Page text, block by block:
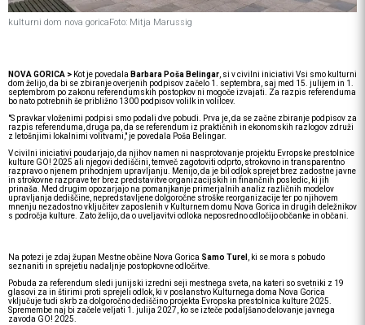
kulturni dom nova goricaFoto: Mitja Marussig
NOVA GORICA > Kot je povedala Barbara Poša Belingar , si v civilni iniciativi Vsi smo kulturni
dom želijo, da bi se zbiranje overjenih podpisov začelo 1. septembra, saj med 15. julijem in 1.
septembrom po zakonu referendumskih postopkov ni mogoče izvajati. Za razpis referenduma
bo nato potrebnih še približno 1300 podpisov volilk in volilcev.
"S pravkar vloženimi podpisi smo podali dve pobudi. Prva je, da se začne zbiranje podpisov za
razpis referenduma, druga pa, da se referendum iz praktičnih in ekonomskih razlogov združi
z letošnjimi lokalnimi volitvami," je povedala Poša Belingar.
V civilni iniciativi poudarjajo, da njihov namen ni nasprotovanje projektu Evropske prestolnice
kulture GO! 2025 ali njegovi dediščini, temveč zagotoviti odprto, strokovno in transparentno
razpravo o njenem prihodnjem upravljanju. Menijo, da je bil odlok sprejet brez zadostne javne
in strokovne razprave ter brez predstavitve organizacijskih in finančnih posledic, ki jih
prinaša. Med drugim opozarjajo na pomanjkanje primerjalnih analiz različnih modelov
upravljanja dediščine, nepredstavljene dolgoročne stroške reorganizacije ter po njihovem
mnenju nezadostno vključitev zaposlenih v Kulturnem domu Nova Gorica in drugih deležnikov
s področja kulture. Zato želijo, da o uveljavitvi odloka neposredno odločijo občanke in občani.
Na potezi je zdaj župan Mestne občine Nova Gorica Samo Turel
, ki se mora s pobudo
seznaniti in sprejetiu nadaljnje postopkovne odločitve.
Pobuda za referendum sledi junijski izredni seji mestnega sveta, na kateri so svetniki z 19
glasovi za in štirimi proti sprejeli odlok, ki v poslanstvo Kulturnega doma Nova Gorica
vključuje tudi skrb za dolgoročno dediščino projekta Evropska prestolnica kulture 2025.
Spremembe naj bi začele veljati 1. julija 2027, ko se izteče podaljšano delovanje javnega
zavoda GO! 2025.